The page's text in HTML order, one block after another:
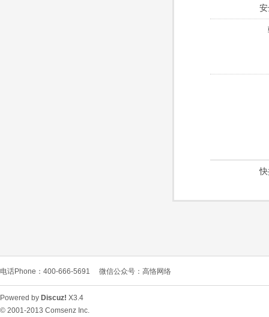
电话Phone：400-666-5691 微信公众号：高恪网络
Powered by Discuz! X3.4
© 2001-2013 Comsenz Inc.